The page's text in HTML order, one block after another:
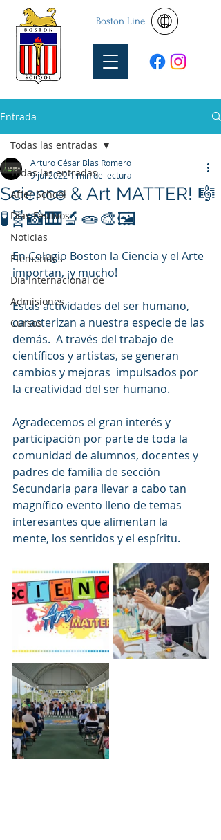
Boston Line
Entrada
Todas las entradas
After School
Días Festivos
Noticias
Efemérides
Día Internacional de
Admisiones
Cursos
Todas las entradas
Science & Art MATTER! 🎼
🧪🧬📸🎹🔬🧫🎨🖼
Arturo César Blas Romero
9 jul 2022 1 min de lectura
En Colegio Boston la Ciencia y el Arte
importan, ¡y mucho!
Estas actividades del ser humano,
caracterizan a nuestra especie de las
demás.  A través del trabajo de
científicos y artistas, se generan
cambios y mejoras  impulsados por
la creatividad del ser humano.
Agradecemos el gran interés y
participación por parte de toda la
comunidad de alumnos, docentes y
padres de familia de sección
Secundaria para llevar a cabo tan
magnífico evento lleno de temas
interesantes que alimentan la
mente, los sentidos y el espíritu.